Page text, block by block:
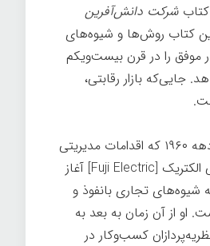
شرکت دانش‌آفرین
کتاب روش‌ها و شیوه‌های
موفق را در قرن بیست‌ویکم
جایی‌که بازار رقابتی،
از دهه ۱۹۶۰ که اقدامات مدیریتی
جدیدی را در فوجی الکتریک [Fuji Electric] آغاز
شیوه‌های تجاری بانفوذ و
او از آن زمان به بعد به
کسب‌وکار در